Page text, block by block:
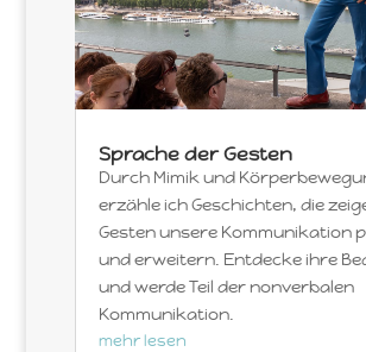
Sprache der Gesten
Durch Mimik und
erzähle ich Geschichten, die
Gesten unsere Kommunikation
und erweitern. Entdecke ihre
und werde Teil der nonverbalen
Kommunikation.
mehr lesen